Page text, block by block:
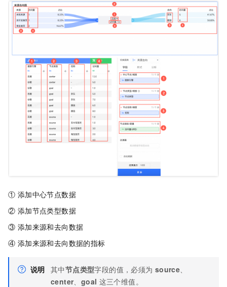
① 添加中心节点数据
② 添加节点类型数据
③ 添加来源和去向数据
④ 添加来源和去向数据的指标
说明 其中节点类型字段的值，必须为 source
center、 goal 这三个维值。